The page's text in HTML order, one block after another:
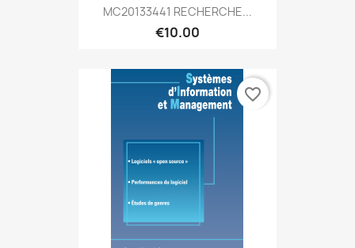
MC20133441 RECHERCHE...
€10.00
favorite_border